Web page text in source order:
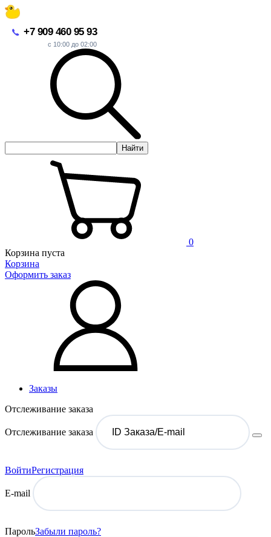
+7 909 460 95 93
с 10:00 до 02:00
Найти
0
Корзина пуста
Корзина
Оформить заказ
Заказы
Отслеживание заказа
Отслеживание заказа
ВойтиРегистрация
E-mail
ПарольЗабыли пароль?